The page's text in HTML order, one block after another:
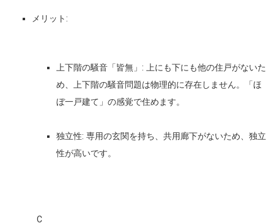
メリット:
上下階の騒音「皆無」: 上にも下にも他の住戸がないた
め、
上下階の騒音問題は物理的に存在しません。「ほ
ぼ一戸建て」の感覚で住めます。
独立性: 専用の玄関を持ち、共用廊下がないため、独立
性が高いです。
C